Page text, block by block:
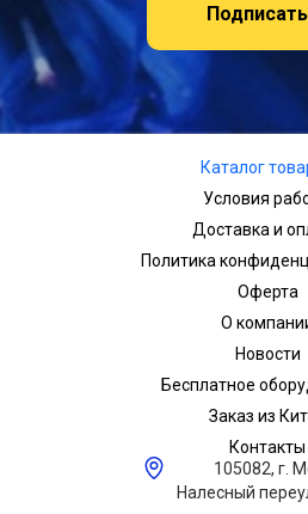
Каталог
Условия
Доставка и
Политика
Оферта
О
Новости
Бесплатное
Заказ из
Контакты
105082, г.
Налесный